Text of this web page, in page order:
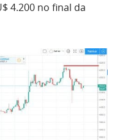
4.200 no final da